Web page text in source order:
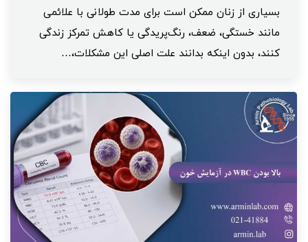
بسیاری از زنان ممکن است برای مدت طولانی با علائمی
مانند خستگی، ضعف، رنگ‌پریدگی یا کاهش تمرکز زندگی
کنند، بدون اینکه بدانند علت اصلی این مشکلات،…